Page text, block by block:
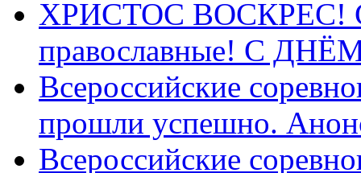
ХРИСТОС ВОСКРЕС! С
православные! C
Всероссийские
прошли успешно.
Всероссийские